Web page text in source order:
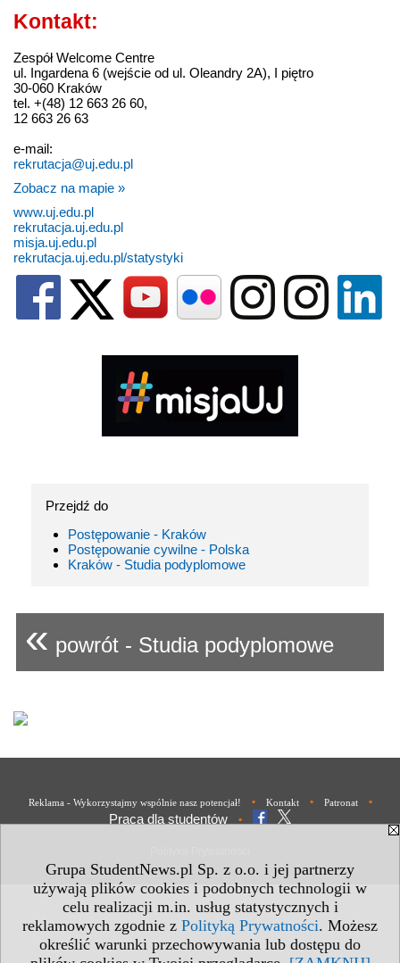
Grupa StudentNews.pl Sp. z o.o. i jej partnerzy
używają plików cookies i podobnych technologii w
celu realizacji m.in. usług statystycznych i
reklamowych zgodnie z Polityką Prywatności. Możesz
określić warunki przechowywania lub dostępu do
Kontakt:
Zespół Welcome Centre
ul. Ingardena 6 (wejście od ul. Oleandry 2A), I piętro
30-060 Kraków
tel. +(48) 12 663 26 60,
12 663 26 63
e-mail:
rekrutacja@uj.edu.pl
Zobacz na mapie »
www.uj.edu.pl
rekrutacja.uj.edu.pl
misja.uj.edu.pl
rekrutacja.uj.edu.pl/statystyki
Przejdź do
Postępowanie - Kraków
Postępowanie cywilne - Polska
Kraków - Studia podyplomowe
« powrót - Studia podyplomowe
Reklama - Wykorzystajmy wspólnie nasz potencjał! • Kontakt • Patronat •
Praca dla studentów •